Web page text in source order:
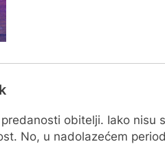
obitelji. Iako
No, u nadolazećem